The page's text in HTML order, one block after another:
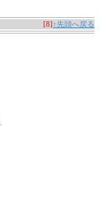
[8]↑先頭へ戻る